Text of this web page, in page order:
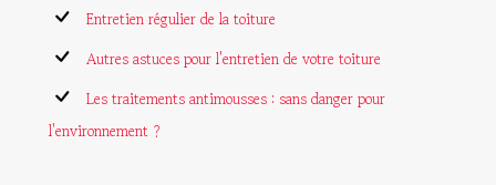
Entretien régulier de la toiture
Autres astuces pour l'entretien de votre toiture
Les traitements antimousses : sans danger pour
l'environnement ?